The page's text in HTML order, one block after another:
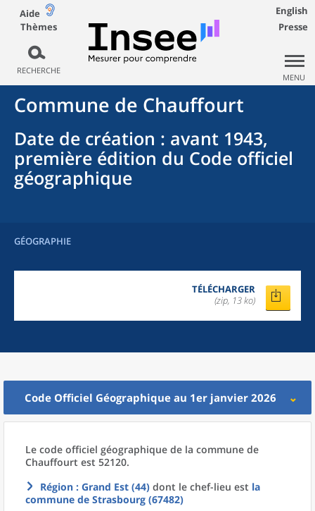
Aide
Thèmes
RECHERCHE
English
Presse
MENU
Commune de Chauffourt
Date de création : avant 1943,
première édition du Code officiel
géographique
GÉOGRAPHIE
TÉLÉCHARGER
(zip, 13 ko)
Code Officiel Géographique au 1er janvier 2026
Le code officiel géographique de la commune de
Chauffourt est 52120.
Région : Grand Est (44) dont le chef-lieu est la
commune de Strasbourg (67482)